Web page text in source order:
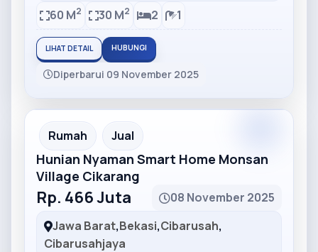
60 M2 30 M2 2 1
LIHAT DETAIL HUBUNGI
Diperbarui 09 November 2025
Partner Ad
Rumah Jual
Hunian Nyaman Smart Home Monsan
Village Cikarang
Rp. 466 Juta
08 November 2025
Jawa Barat,Bekasi,Cibarusah,
Cibarusahjaya